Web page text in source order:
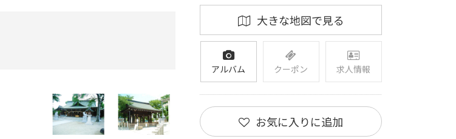
大きな地図で見る
アルバム クーポン 求人情報
お気に入りに追加